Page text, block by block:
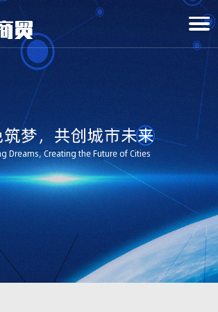
梦，共创城市未来
Dreams, Creating the Future of Cities